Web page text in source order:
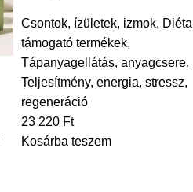
Csontok, ízületek, izmok, Diéta
támogató termékek,
Tápanyagellátás, anyagcsere,
Teljesítmény, energia, stressz,
regeneráció
23 220 Ft
Kosárba teszem